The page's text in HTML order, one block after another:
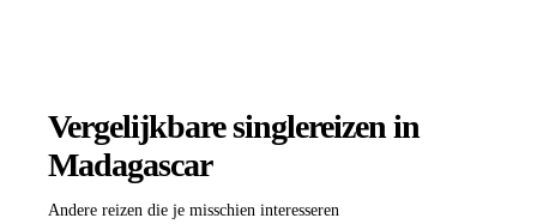
Vergelijkbare singlereizen in
Madagascar
Andere reizen die je misschien interesseren